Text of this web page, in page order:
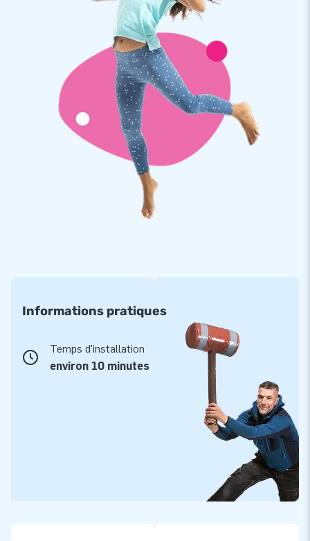
Informations pratiques
Temps d'installation
environ 10 minutes